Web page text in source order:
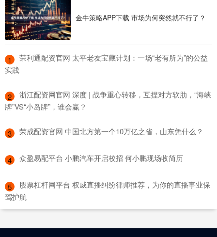
金牛策略APP下载 市场为何突然就不行了？
1
​荣利通配资官网 太平老友宝藏计划：一场“老有所为”的公益
实践
2
​浙江配资网官网 深度 | 战争重心转移，互捏对方软肋，“海峡
牌”VS“小岛牌”，谁会赢？
3 ​荣成配资官网 中国北方第一个10万亿之省，山东凭什么？
4 ​众盈易配平台 小鹏汽车开启校招 何小鹏现场收简历
5
​股票杠杆网平台 权威直播纠纷律师推荐，为你的直播事业保
驾护航